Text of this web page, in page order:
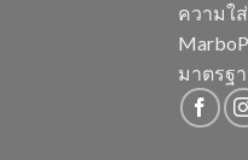
ความใ
มาตรฐ